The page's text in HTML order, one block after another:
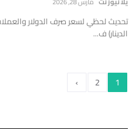
تحديث لحظي لسعر صرف الدولار
الدينار) ف...
1
2
›